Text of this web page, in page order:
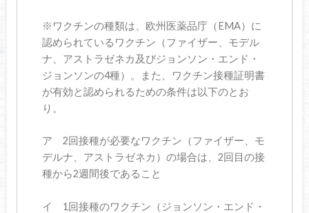
※ワクチンの種類は、欧州医薬品庁（EMA）に
認められているワクチン（ファイザー、モデル
ナ、アストラゼネカ及びジョンソン・エンド・
ジョンソンの4種）。また、ワクチン接種証明書
が有効と認められるための条件は以下のとお
り。
ア 2回接種が必要なワクチン（ファイザー、モ
デルナ、アストラゼネカ）の場合は、2回目の接
種から2週間後であること
イ 1回接種のワクチン（ジョンソン・エンド・